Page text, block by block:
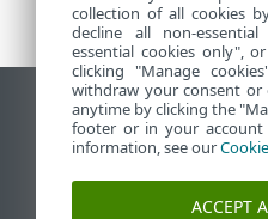
檢視桌面網站
End of Life
ESET 知識庫
collection of all cookies
decline all non-
essential cookies only",
clicking "Manage
withdraw your consent or
anytime by clicking the
footer or in your account
information, see our
ACCEPT